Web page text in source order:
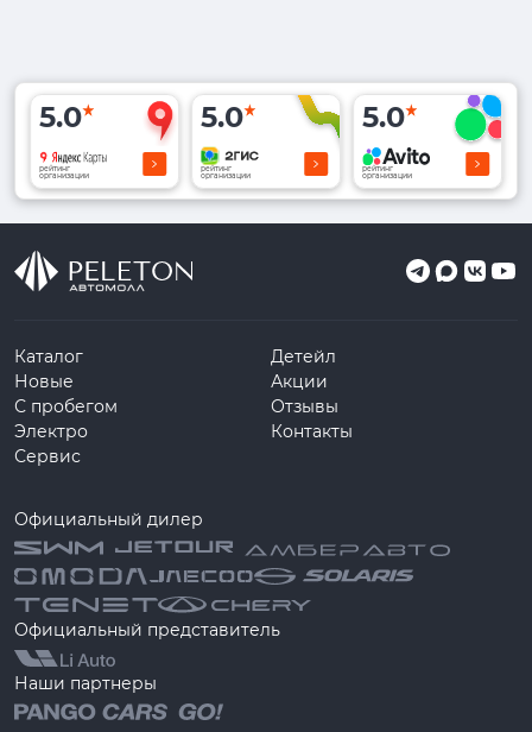
5.0
рейтинг
организации
5.0
рейтинг
организации
5.0
рейтинг
организации
Каталог
Новые
С пробегом
Электро
Сервис
Детейл
Акции
Отзывы
Контакты
Официальный дилер
Официальный представитель
Наши партнеры